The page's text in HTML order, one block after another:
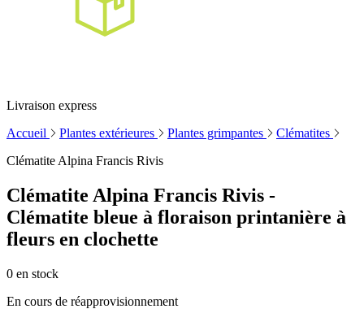
Livraison express
Accueil
Plantes extérieures Plantes grimpantes
Clématites
Clématite Alpina Francis Rivis
Clématite Alpina Francis Rivis -
Clématite bleue à floraison printanière à
fleurs en clochette
0 en stock
En cours de réapprovisionnement